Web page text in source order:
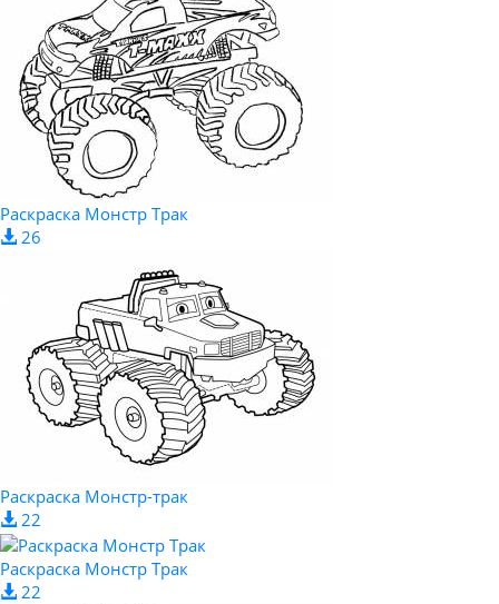
Раскраска Монстр Трак
26
Раскраска Монстр-трак
22
Раскраска Монстр Трак
22